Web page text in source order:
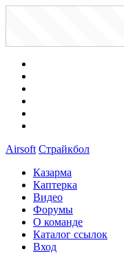
Airsoft Страйкбол
Казарма
Каптерка
Видео
Форумы
О команде
Каталог ссылок
Вход